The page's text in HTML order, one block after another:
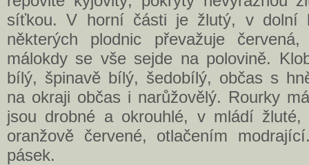
síťkou. V horní části je žlutý, v dolní
některých plodnic převažuje
málokdy se vše sejde na polovině.
bílý, špinavě bílý, šedobílý, občas s
na okraji občas i narůžovělý. Rourky
jsou drobné a okrouhlé, v mládí
oranžově červené, otlačením
pásek.